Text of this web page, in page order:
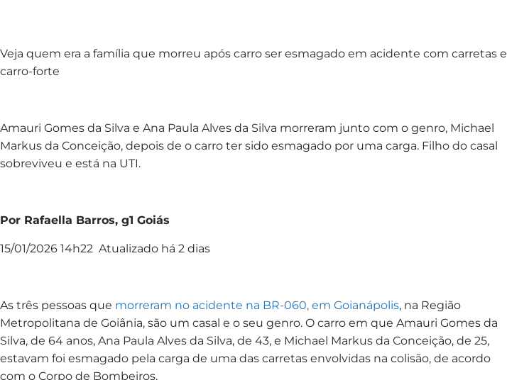
Veja quem era a família que morreu após carro ser esmagado em acidente com carretas e
carro-forte
Amauri Gomes da Silva e Ana Paula Alves da Silva morreram junto com o genro, Michael
Markus da Conceição, depois de o carro ter sido esmagado por uma carga. Filho do casal
sobreviveu e está na UTI.
Por Rafaella Barros, g1 Goiás
15/01/2026 14h22 Atualizado há 2 dias
As três pessoas que morreram no acidente na BR-060, em Goianápolis, na Região
Metropolitana de Goiânia, são um casal e o seu genro. O carro em que Amauri Gomes da
Silva, de 64 anos, Ana Paula Alves da Silva, de 43, e Michael Markus da Conceição, de 25,
estavam foi esmagado pela carga de uma das carretas envolvidas na colisão, de acordo
com o Corpo de Bombeiros.